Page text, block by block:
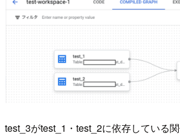
test_3がtest_1・test_2に依存している